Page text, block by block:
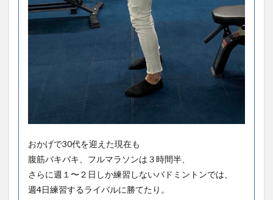
おかげで30代を迎えた現在も
腹筋バキバキ、フルマラソンは３時間半、
さらに週１〜２日しか練習しないバドミントンでは、
週4日練習するライバルに勝てたり。